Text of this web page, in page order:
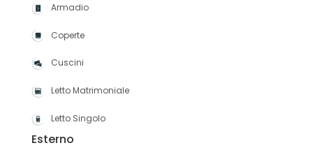
Armadio
Coperte
Cuscini
Letto Matrimoniale
Letto Singolo
Esterno